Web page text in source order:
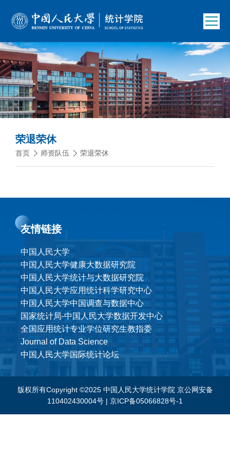
荣退荣休
首页 师资队伍 荣退荣休
友情链接
中国人民大学
中国人民大学健康大数据研究院
中国人民大学统计与大数据研究院
中国人民大学应用统计科学研究中心
中国人民大学中国调查与数据中心
国家统计局-中国人民大学数据开发中心
全国应用统计专业学位研究生教指委
Journal of Data Science
中国人民大学国际统计论坛
版权所有Copyright ©2025 中国人民大学统计学院 京公网安备
110402430004号 | 京ICP备05066828号-1